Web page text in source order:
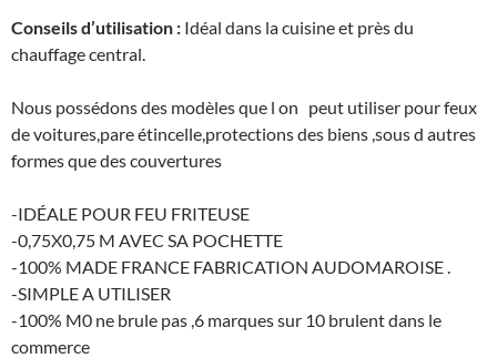
Conseils d’utilisation : Idéal dans la cuisine et près du
chauffage central.
Nous possédons des modèles que l on peut utiliser pour feux
de voitures,pare étincelle,protections des biens ,sous d autres
formes que des couvertures
-IDÉALE POUR FEU FRITEUSE
-0,75X0,75 M AVEC SA POCHETTE
-100% MADE FRANCE FABRICATION AUDOMAROISE .
-SIMPLE A UTILISER
-100% M0 ne brule pas ,6 marques sur 10 brulent dans le
commerce